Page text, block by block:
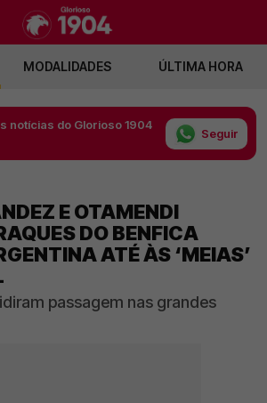
MODALIDADES ÚLTIMA HORA
notícias do Glorioso 1904
Seguir
E OTAMENDI
DO BENFICA
ATÉ ÀS ‘MEIAS’
passagem nas grandes